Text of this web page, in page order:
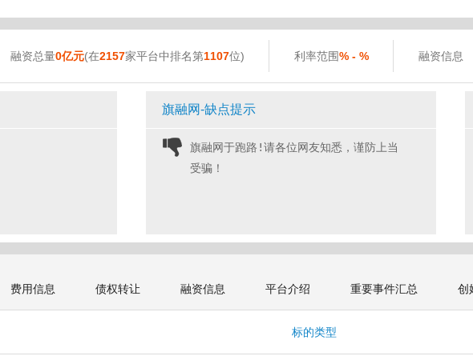
融资总量0亿元(在2157家平台中排名第1107位) 利率范围% - % 融资信息
旗融网-缺点提示
旗融网于跑路!请各位网友知悉，谨防上当
受骗！
费用信息 债权转让 融资信息 平台介绍 重要事件汇总 创
标的类型